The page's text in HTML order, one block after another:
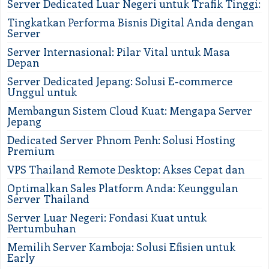
Server Dedicated Luar Negeri untuk Trafik Tinggi:
Tingkatkan Performa Bisnis Digital Anda dengan
Server
Server Internasional: Pilar Vital untuk Masa
Depan
Server Dedicated Jepang: Solusi E-commerce
Unggul untuk
Membangun Sistem Cloud Kuat: Mengapa Server
Jepang
Dedicated Server Phnom Penh: Solusi Hosting
Premium
VPS Thailand Remote Desktop: Akses Cepat dan
Optimalkan Sales Platform Anda: Keunggulan
Server Thailand
Server Luar Negeri: Fondasi Kuat untuk
Pertumbuhan
Memilih Server Kamboja: Solusi Efisien untuk
Early